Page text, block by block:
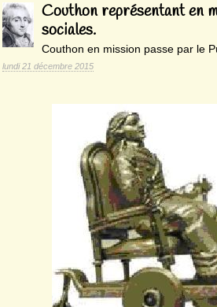
Couthon représentant en
sociales.
Couthon en mission passe par le
lundi 21 décembre 2015